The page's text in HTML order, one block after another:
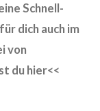
Schnell-
dich auch im
von
du hier<<